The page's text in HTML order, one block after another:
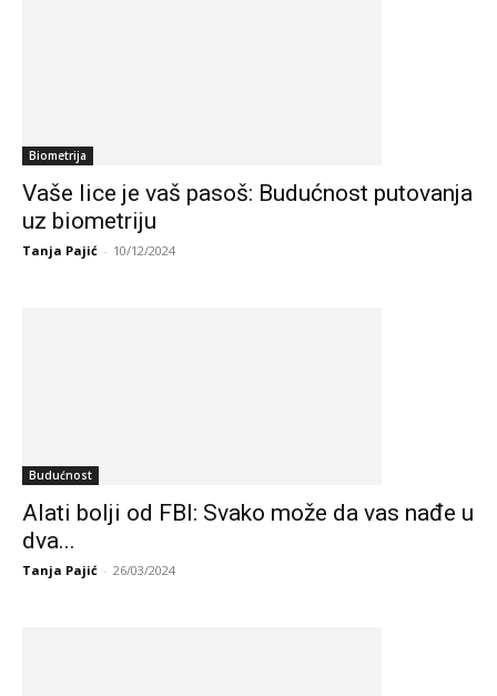
Biometrija
Vaše lice je vaš pasoš: Budućnost putovanja
uz biometriju
Tanja Pajić - 10/12/2024
Budućnost
Alati bolji od FBI: Svako može da vas nađe u
dva...
Tanja Pajić - 26/03/2024